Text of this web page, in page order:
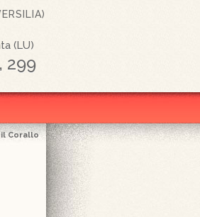
(LU)
299
il Corallo